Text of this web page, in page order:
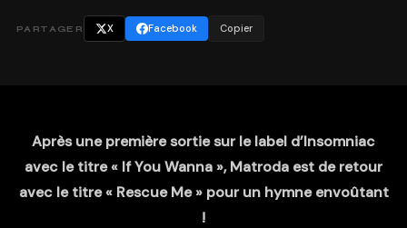
PARTAGER X Facebook Copier
Après une première sortie sur le label d’Insomniac
avec le titre « If You Wanna », Matroda est de retour
avec le titre « Rescue Me » pour un hymne envoûtant
!